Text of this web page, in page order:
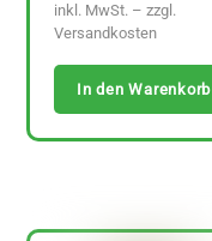
inkl. MwSt. – zzgl.
Versandkosten
In den Warenkorb